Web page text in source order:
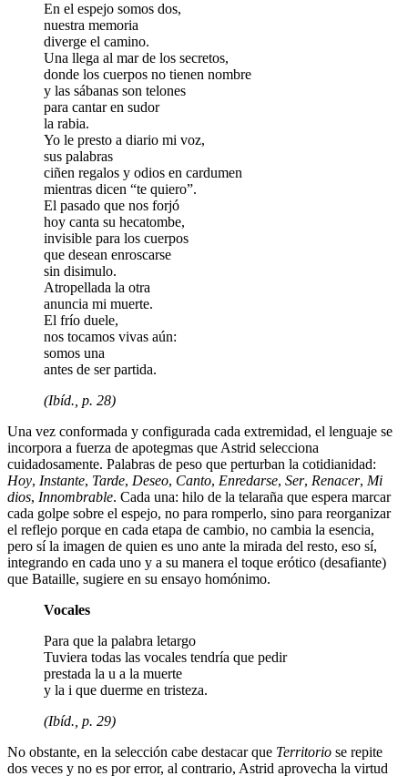
En el espejo somos dos,
nuestra memoria
diverge el camino.
Una llega al mar de los secretos,
donde los cuerpos no tienen nombre
y las sábanas son telones
para cantar en sudor
la rabia.
Yo le presto a diario mi voz,
sus palabras
ciñen regalos y odios en cardumen
mientras dicen “te quiero”.
El pasado que nos forjó
hoy canta su hecatombe,
invisible para los cuerpos
que desean enroscarse
sin disimulo.
Atropellada la otra
anuncia mi muerte.
El frío duele,
nos tocamos vivas aún:
somos una
antes de ser partida.
(Ibíd., p. 28)
Una vez conformada y configurada cada extremidad, el lenguaje se
incorpora a fuerza de apotegmas que Astrid selecciona
cuidadosamente. Palabras de peso que perturban la cotidianidad:
Hoy, Instante, Tarde, Deseo, Canto, Enredarse, Ser, Renacer, Mi
dios, Innombrable. Cada una: hilo de la telaraña que espera marcar
cada golpe sobre el espejo, no para romperlo, sino para reorganizar
el reflejo porque en cada etapa de cambio, no cambia la esencia,
pero sí la imagen de quien es uno ante la mirada del resto, eso sí,
integrando en cada uno y a su manera el toque erótico (desafiante)
que Bataille, sugiere en su ensayo homónimo.
Vocales
Para que la palabra letargo
Tuviera todas las vocales tendría que pedir
prestada la u a la muerte
y la i que duerme en tristeza.
(Ibíd., p. 29)
No obstante, en la selección cabe destacar que Territorio se repite
dos veces y no es por error, al contrario, Astrid aprovecha la virtud